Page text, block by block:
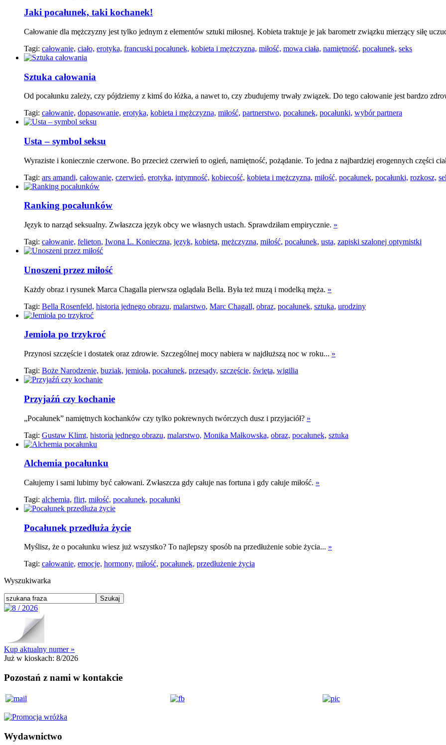
Jaki pocałunek, taki kochanek!
Całowanie dla mężczyzny jest tylko jednym z elementów sztuki miłosnej. Kobieta traktuje je jak barometr związku mierzący siłę
Tagi: całowanie, ciało, erotyka, francuski pocałunek, kobieta i mężczyzna, miłość, mowa ciała, namiętność, pocałunek, seks
Sztuka całowania
Od pocałunku zależy, czy pójdziemy z kimś do łóżka, a nawet to, czy zbudujemy trwały związek. Do tego całowanie jest bardzo
Tagi: całowanie, dopasowanie, erotyka, kobieta i mężczyzna, miłość, partnerstwo, pocałunek, pocałunki, wybór partnera
Usta – symbol seksu
Wyraziste i koniecznie czerwone. Bo przecież czerwień to ogień, namiętność, pożądanie. To jedna z najbardziej erogennych części
Tagi: ars amandi, całowanie, czerwień, erotyka, intymność, kobiecość, kobieta i mężczyzna, miłość, pocałunek, pocałunki, rozkosz,
Ranking pocałunków
Język to narząd seksualny. Zwłaszcza język obcy we własnych ustach. Sprawdziłam empirycznie. »
Tagi: całowanie, felieton, Iwona L. Konieczna, język, kobieta, mężczyzna, miłość, pocałunek, usta, zapiski szalonej optymistki
Unoszeni przez miłość
Każdy obraz i rysunek Marca Chagalla pierwsza oglądała Bella. Była też muzą i modelką męża. »
Tagi: Bella Rosenfeld, historia jednego obrazu, malarstwo, Marc Chagall, obraz, pocałunek, sztuka, urodziny
Jemioła po trzykroć
Przynosi szczęście i dostatek oraz zdrowie. Szczególnej mocy nabiera w najdłuższą noc w roku... »
Tagi: Boże Narodzenie, buziak, jemioła, pocałunek, przesądy, szczęście, święta, wigilia
Przyjaźń czy kochanie
„Pocałunek” namiętnych kochanków czy tylko pokrewnych twórczych dusz i przyjaciół? »
Tagi: Gustaw Klimt, historia jednego obrazu, malarstwo, Monika Małkowska, obraz, pocałunek, sztuka
Alchemia pocałunku
Całujemy i sami lubimy być całowani. Zwłaszcza gdy całuje nas fortuna i gdy całuje miłość. »
Tagi: alchemia, flirt, miłość, pocałunek, pocałunki
Pocałunek przedłuża życie
Myślisz, że o pocałunku wiesz już wszystko? To najlepszy sposób na przedłużenie sobie życia... »
Tagi: całowanie, emocje, hormony, miłość, pocałunek, przedłużenie życia
Wyszukiwarka
Kup aktualny numer »
Już w kioskach: 8/2026
Pozostań z nami w kontakcie
Wydawnictwo